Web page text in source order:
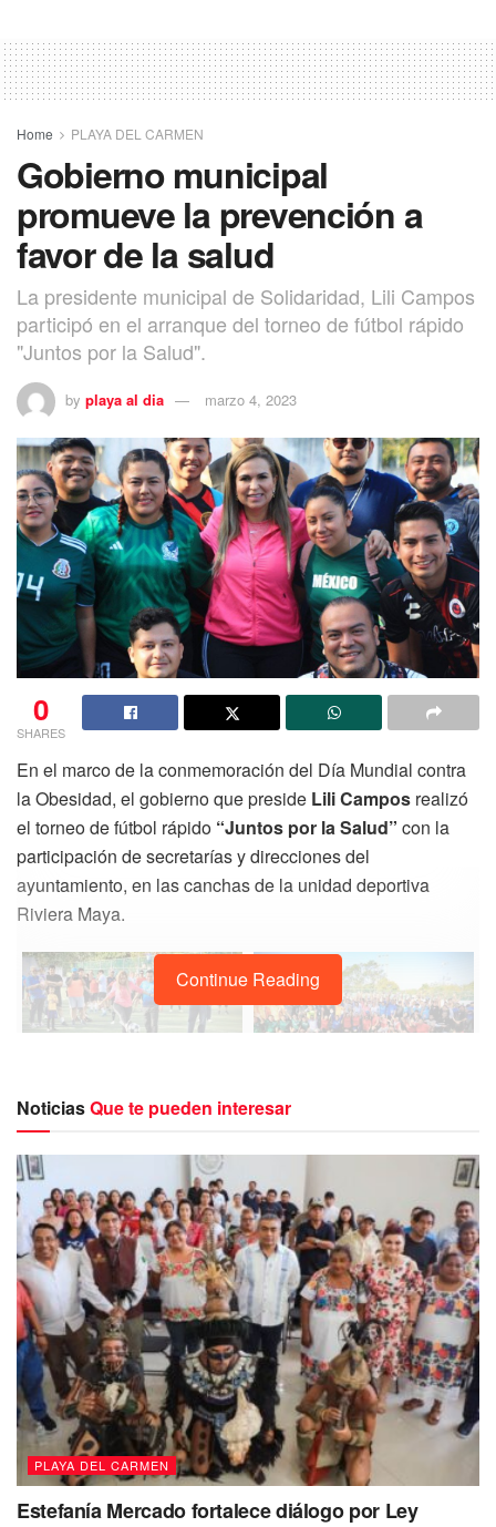
Home PLAYA DEL CARMEN
Gobierno municipal
promueve la prevención a
favor de la salud
La presidente municipal de Solidaridad, Lili Campos
participó en el arranque del torneo de fútbol rápido
"Juntos por la Salud".
by playa al dia marzo 4, 2023
0
SHARES
En el marco de la conmemoración del Día Mundial contra
la Obesidad, el gobierno que preside Lili Campos realizó
el torneo de fútbol rápido “Juntos por la Salud” con la
participación de secretarías y direcciones del
ayuntamiento, en las canchas de la unidad deportiva
Riviera Maya.
En el arranque del torneo, la presidenta municipal Lili
Campos dijo que “la salud es importante para Solidaridad.
Queremos que todas y todos estén sanos, que realicen
actividad física, con ello prevenir enfermedades y además
fomentar la sana convivencia”.
Por su parte, el secretario de salud Carlos Contreras
agradeció la participación y apoyo para la realización de
este primer torneo, el cual contribuye a la salud mental por
medio de la realización de deporte y la convivencia.
Continue Reading
NoticiasQue te pueden interesar
PLAYA DEL CARMEN
Estefanía Mercado fortalece diálogo por Ley